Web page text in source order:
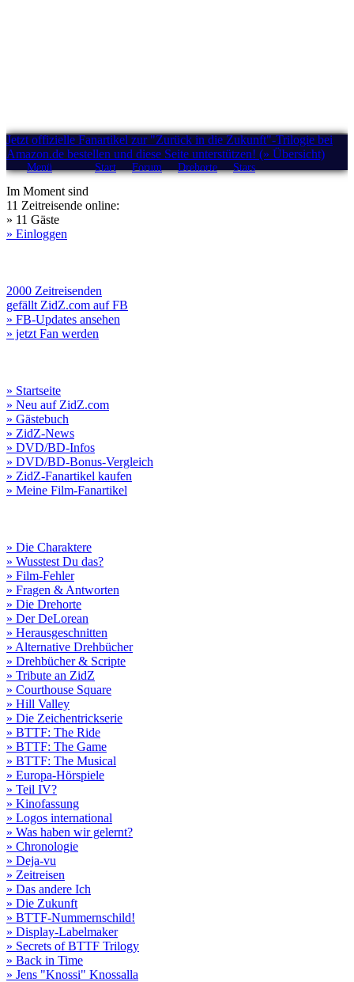
Jetzt offizielle Fanartikel zur "Zurück in die Zukunft"-Trilogie bei
Amazon.de bestellen und diese Seite unterstützen! (» Übersicht)
Menü Start Forum Drehorte Stars
Im Moment sind
11 Zeitreisende online:
» 11 Gäste
» Einloggen
2000 Zeitreisenden
gefällt ZidZ.com auf FB
» FB-Updates ansehen
» jetzt Fan werden
» Startseite
» Neu auf ZidZ.com
» Gästebuch
» ZidZ-News
» DVD/BD-Infos
» DVD/BD-Bonus-Vergleich
» ZidZ-Fanartikel kaufen
» Meine Film-Fanartikel
» Die Charaktere
» Wusstest Du das?
» Film-Fehler
» Fragen & Antworten
» Die Drehorte
» Der DeLorean
» Herausgeschnitten
» Alternative Drehbücher
» Drehbücher & Scripte
» Tribute an ZidZ
» Courthouse Square
» Hill Valley
» Die Zeichentrickserie
» BTTF: The Ride
» BTTF: The Game
» BTTF: The Musical
» Europa-Hörspiele
» Teil IV?
» Kinofassung
» Logos international
» Was haben wir gelernt?
» Chronologie
» Deja-vu
» Zeitreisen
» Das andere Ich
» Die Zukunft
» BTTF-Nummernschild!
» Display-Labelmaker
» Secrets of BTTF Trilogy
» Back in Time
» Jens "Knossi" Knossalla